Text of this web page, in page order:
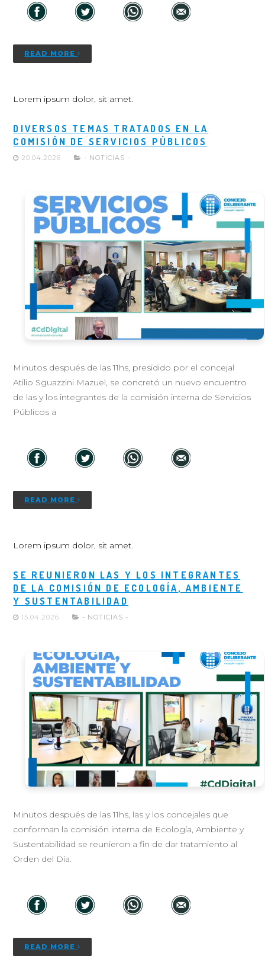
READ MORE
Lorem ipsum dolor, sit amet.
DIVERSOS TEMAS TRATADOS EN LA
COMISIÓN DE SERVICIOS PÚBLICOS
20.04.2026 - NOTICIAS -
Minutos después de las 11hs, presidido por el concejal
Atilio Sguazzini Mazuel, se concretó un nuevo encuentro
de las y los integrantes de la comisión interna de Servicios
Públicos a
READ MORE
Lorem ipsum dolor, sit amet.
SE REUNIERON LAS Y LOS INTEGRANTES
DE LA COMISIÓN DE ECOLOGÍA, AMBIENTE
Y SUSTENTABILIDAD
15.04.2026 - NOTICIAS -
Minutos después de las 11hs, las y los concejales que
conforman la comisión interna de Ecología, Ambiente y
Sustentabilidad se reunieron a fin de dar tratamiento al
Orden del Día.
READ MORE